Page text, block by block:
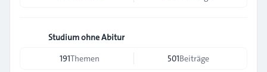
Studium ohne Abitur
191Themen 501Beiträge